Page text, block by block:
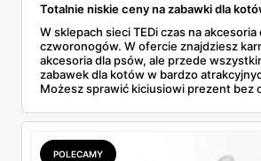
Totalnie niskie ceny na zabawki dla
W sklepach sieci TEDi czas na akcesoria
czworonogów. W ofercie znajdziesz
akcesoria dla psów, ale przede
zabawek dla kotów w bardzo
Możesz sprawić kiciusiowi prezent bez
upominek dla mruczka na święta.
POLECAMY